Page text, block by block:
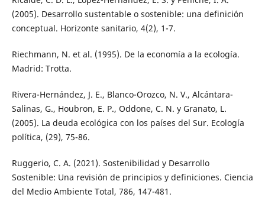
(2005). Desarrollo sustentable o sostenible: una definición
conceptual. Horizonte sanitario, 4(2), 1-7.
Riechmann, N. et al. (1995). De la economía a la ecología.
Madrid: Trotta.
Rivera-Hernández, J. E., Blanco-Orozco, N. V., Alcántara-
Salinas, G., Houbron, E. P., Oddone, C. N. y Granato, L.
(2005). La deuda ecológica con los países del Sur. Ecología
política, (29), 75-86.
Ruggerio, C. A. (2021). Sostenibilidad y Desarrollo
Sostenible: Una revisión de principios y definiciones. Ciencia
del Medio Ambiente Total, 786, 147-481.